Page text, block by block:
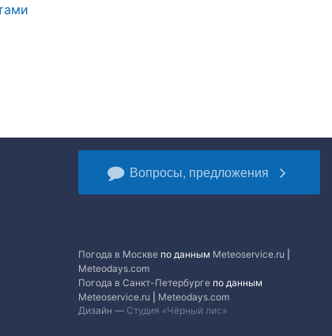
Вопросы, предложения
Погода в Москве по данным Meteoservice.ru
Meteodays.com
Погода в Санкт-Петербурге по данным
Meteoservice.ru
Meteodays.com
Дизайн — Студия «Чёрный лис»